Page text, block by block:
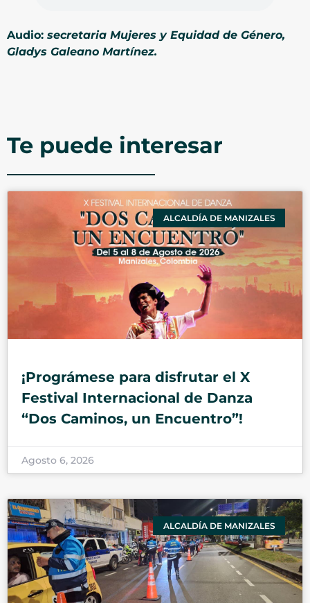
Audio: secretaria Mujeres y Equidad de Género,
Gladys Galeano Martínez.
Te puede interesar
ALCALDÍA DE MANIZALES
¡Prográmese para disfrutar el X
Festival Internacional de Danza
“Dos Caminos, un Encuentro”!
Agosto 6, 2026
ALCALDÍA DE MANIZALES